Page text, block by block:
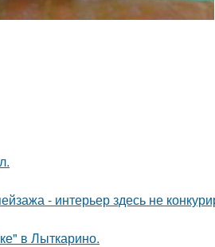
- интерьер здесь не
в Лыткарино.